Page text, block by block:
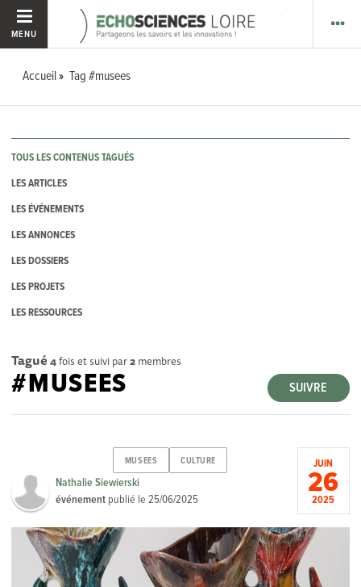
MENU
Accueil Tag #musees
TOUS LES CONTENUS TAGUÉS
LES ARTICLES
LES ÉVÉNEMENTS
LES ANNONCES
LES DOSSIERS
LES PROJETS
LES RESSOURCES
Tagué 4fois et suivi par2 membres
SUIVRE
#MUSEES
MUSEES CULTURE
Nathalie Siewierski
événement publié le25/06/2025
JUIN
26
2025